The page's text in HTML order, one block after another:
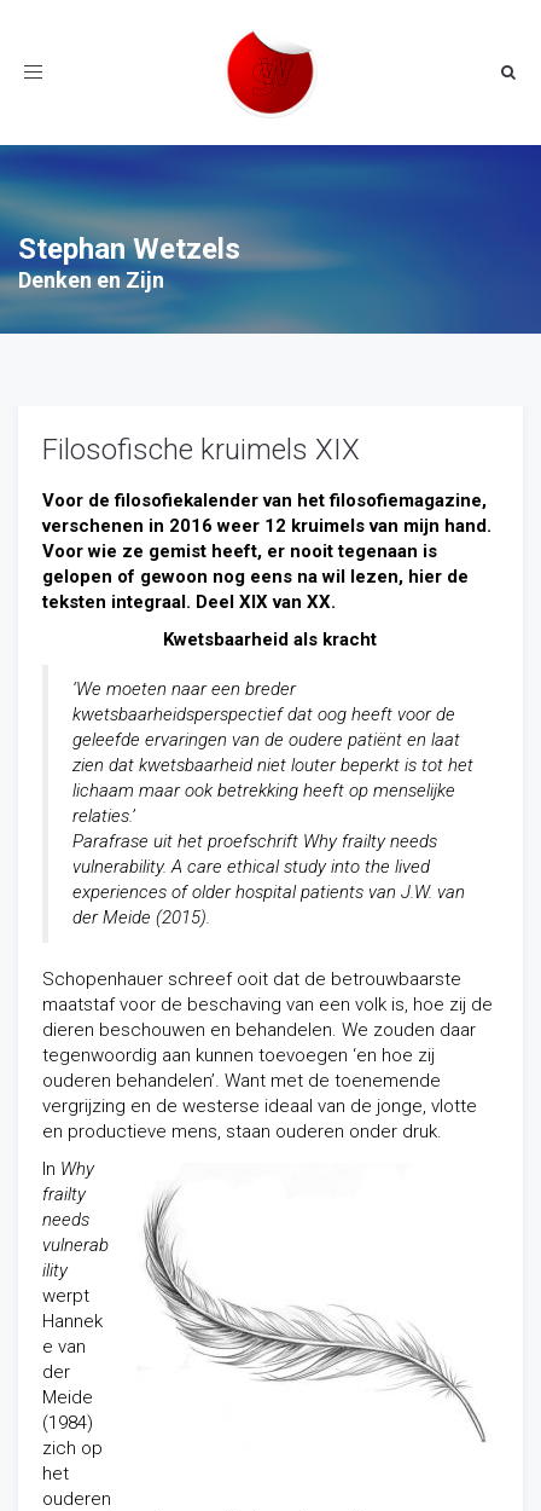
Toggle
Stephan Wetzels
Denken en Zijn
Filosofische kruimels XIX
Voor de filosofiekalender van het filosofiemagazine,
verschenen in 2016 weer 12 kruimels van mijn hand.
Voor wie ze gemist heeft, er nooit tegenaan is
gelopen of gewoon nog eens na wil lezen, hier de
teksten integraal. Deel XIX van XX.
Kwetsbaarheid als kracht
‘We moeten naar een breder
kwetsbaarheidsperspectief dat oog heeft voor de
geleefde ervaringen van de oudere patiënt en laat
zien dat kwetsbaarheid niet louter beperkt is tot het
lichaam maar ook betrekking heeft op menselijke
relaties.’
Parafrase uit het proefschrift Why frailty needs
vulnerability. A care ethical study into the lived
experiences of older hospital patients van J.W. van
der Meide (2015).
Schopenhauer schreef ooit dat de betrouwbaarste
maatstaf voor de beschaving van een volk is, hoe zij de
dieren beschouwen en behandelen. We zouden daar
tegenwoordig aan kunnen toevoegen ‘en hoe zij
ouderen behandelen’. Want met de toenemende
vergrijzing en de westerse ideaal van de jonge, vlotte
en productieve mens, staan ouderen onder druk.
In Why
frailty
needs
vulnerab
ility
werpt
Hannek
e van
der
Meide
(1984)
zich op
het
ouderen